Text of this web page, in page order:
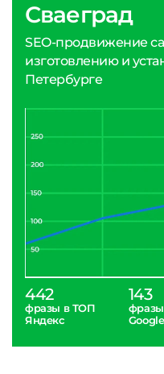
Сваеград
SEO-продвижение
изготовлению и
Петербурге
442
фразы в ТОП
Яндекс
143
Google